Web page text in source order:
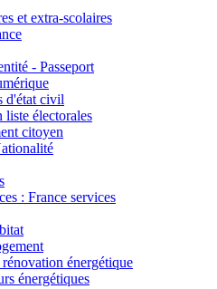
et extra-scolaires
- Passeport
d'état civil
liste électorales
citoyen
: France services
énergétique
énergétiques